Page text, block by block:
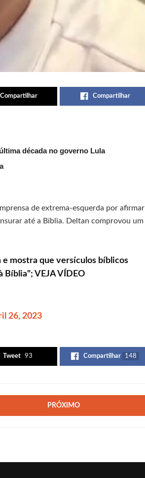
Compartilhar Compartilhar
década no governo Lula
de extrema-esquerda por afirmar
até a Bíblia. Deltan comprovou um
mostra que versículos bíblicos
Bíblia"; VEJA VÍDEO
26, 2023
Tweet 93 Compartilhar 148
PRÓXIMO